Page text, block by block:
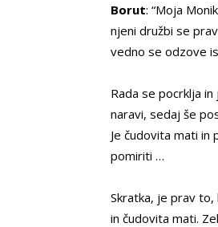
Borut: “Moja
njeni družbi se
vedno se odzove
Rada se pocrklja
naravi, sedaj še
Je čudovita mati in
pomiriti …
Skratka, je prav to,
in čudovita mati.